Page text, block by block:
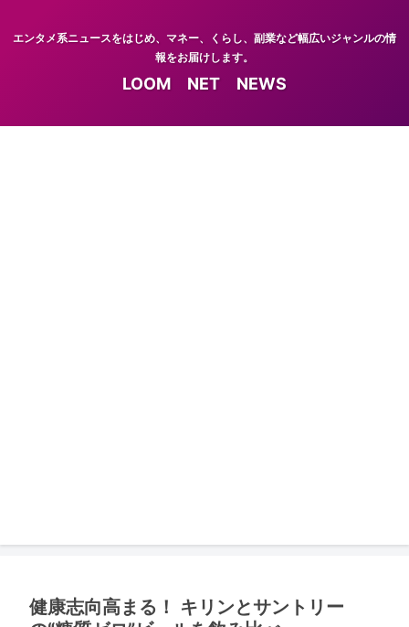
エンタメ系ニュースをはじめ、マネー、くらし、副業など幅広いジャンルの情
報をお届けします。
LOOM NET NEWS
健康志向高まる！ キリンとサントリー